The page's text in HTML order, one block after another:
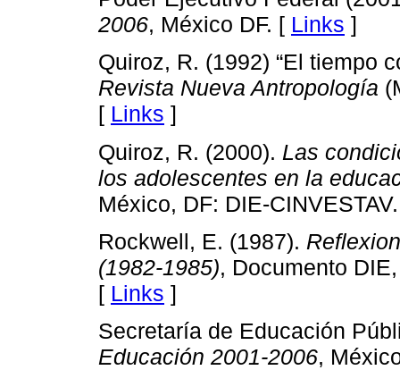
2006, México DF. [ Links ]
Quiroz, R. (1992) “El tiempo
Revista Nueva Antropología
[ Links ]
Quiroz, R. (2000). Las
los adolescentes en la
México, DF: DIE-
Rockwell, E. (1987).
(1982-1985), Documento
[ Links ]
Secretaría de Educación
Educación 2001-2006,